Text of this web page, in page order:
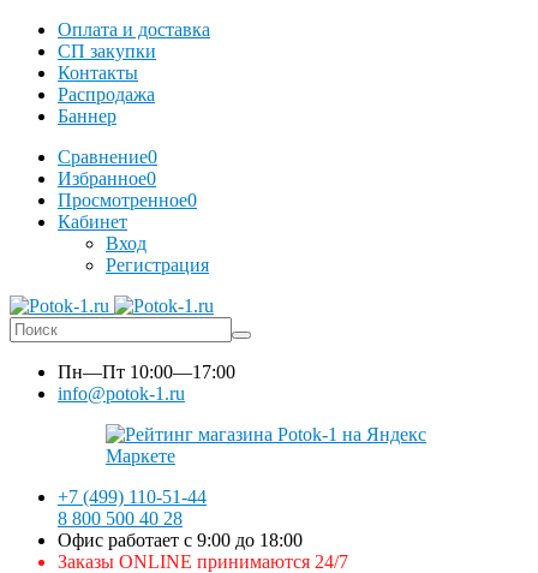
Оплата и доставка
СП закупки
Контакты
Распродажа
Баннер
Сравнение0
Избранное0
Просмотренное0
Кабинет
Вход
Регистрация
Пн—Пт 10:00—17:00
info@potok-1.ru
+7 (499) 110-51-44
8 800 500 40 28
Офис работает с 9:00 до 18:00
Заказы ONLINE принимаются 24/7